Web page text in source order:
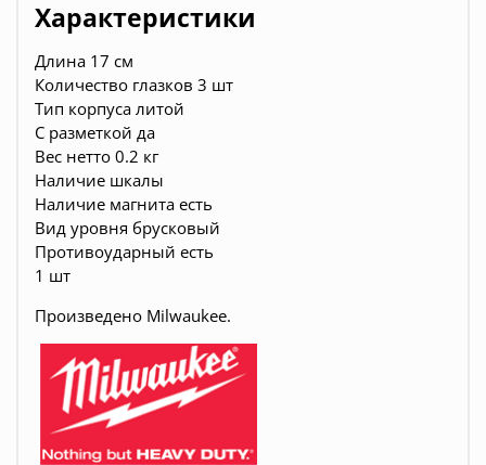
Характеристики
Длина 17 см
Количество глазков 3 шт
Тип корпуса литой
С разметкой да
Вес нетто 0.2 кг
Наличие шкалы
Наличие магнита есть
Вид уровня брусковый
Противоударный есть
1 шт
Произведено Milwaukee.